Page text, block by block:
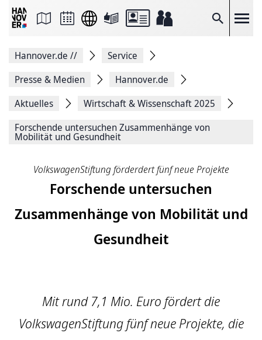
Suche
Seite
Facebook
teilen
Seitenlink
Seite
Drucken
Hannover.de //
Service
Presse & Medien
Hannover.de
Aktuelles
Wirtschaft & Wissenschaft 2025
Forschende untersuchen Zusammenhänge von
Mobilität und Gesundheit
VolkswagenStiftung förderdert fünf neue Projekte
Forschende untersuchen
Zusammenhänge von Mobilität und
Gesundheit
Mit rund 7,1 Mio. Euro fördert die
VolkswagenStiftung fünf neue Projekte, die